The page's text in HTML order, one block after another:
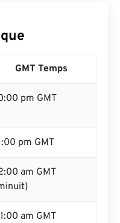
GMT Temps
pm GMT
pm GMT
am GMT
am GMT